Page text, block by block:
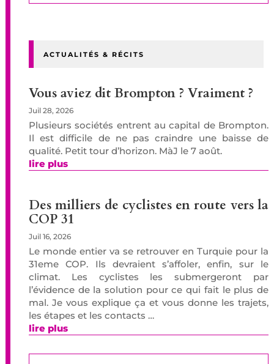
ACTUALITÉS & RÉCITS
Vous aviez dit Brompton ? Vraiment ?
Juil 28, 2026
Plusieurs sociétés entrent au capital de Brompton.
Il est difficile de ne pas craindre une baisse de
qualité. Petit tour d’horizon. MàJ le 7 août.
lire plus
Des milliers de cyclistes en route vers la
COP 31
Juil 16, 2026
Le monde entier va se retrouver en Turquie pour la
31eme COP. Ils devraient s’affoler, enfin, sur le
climat. Les cyclistes les submergeront par
l’évidence de la solution pour ce qui fait le plus de
mal. Je vous explique ça et vous donne les trajets,
les étapes et les contacts …
lire plus